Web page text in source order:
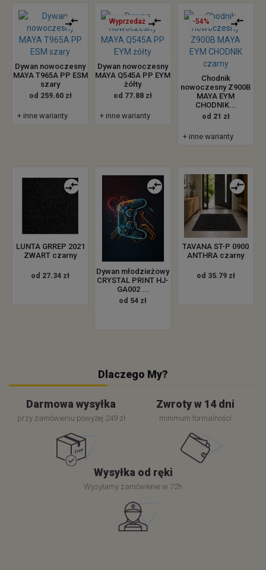
Dywan nowoczesny
MAYA T965A PP ESM
szary
od 259.60 zł
+ inne warianty
Wyprzedaż
Dywan nowoczesny
MAYA Q545A PP EYM
żółty
od 77.88 zł
+ inne warianty
-54%
Chodnik
nowoczesny Z900B
MAYA EYM
CHODNIK...
od 21 zł
+ inne warianty
LUNTA GRREP 2021
ZWART czarny
od 27.34 zł
Dywan młodzieżowy
CRYSTAL PRINT HJ-
GA002 ...
od 54 zł
TAVANA ST-P 0900
ANTHRA czarny
od 35.79 zł
Dlaczego My?
Darmowa wysyłka
przy zamówieniu powyżej 249 zł
Zwroty w 14 dni
minimum formalności
Wysyłka od ręki
Wysyłamy zamówienie w 72h